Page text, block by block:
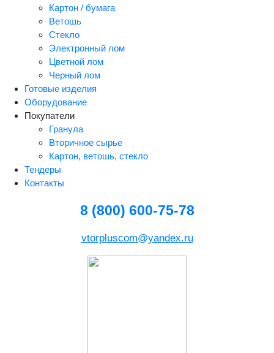
Картон / бумага
Ветошь
Стекло
Электронный лом
Цветной лом
Черный лом
Готовые изделия
Оборудование
Покупатели
Гранула
Вторичное сырье
Картон, ветошь, стекло
Тендеры
Контакты
8 (800) 600-75-78
vtorpluscom@yandex.ru